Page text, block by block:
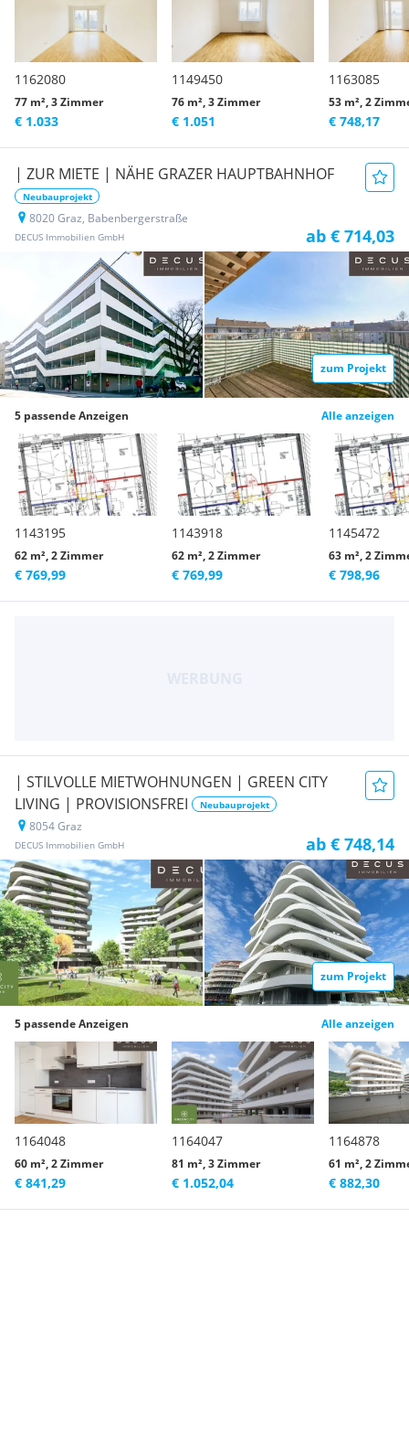
1162080
77 m², 3 Zimmer
€ 1.033
1149450
76 m², 3 Zimmer
€ 1.051
1163085
53 m², 2
€ 748,17
| ZUR MIETE | NÄHE GRAZER HAUPTBAHNHOF
Neubauprojekt
8020 Graz, Babenbergerstraße
DECUS Immobilien GmbH ab € 714,03
zum Projekt
5 passende Anzeigen Alle anzeigen
1143195
62 m², 2 Zimmer
€ 769,99
1143918
62 m², 2 Zimmer
€ 769,99
1145472
63 m², 2
€ 798,96
| STILVOLLE MIETWOHNUNGEN | GREEN CITY
LIVING | PROVISIONSFREI
Neubauprojekt
8054 Graz
DECUS Immobilien GmbH ab € 748,14
zum Projekt
5 passende Anzeigen Alle anzeigen
1164048
60 m², 2 Zimmer
€ 841,29
1164047
81 m², 3 Zimmer
€ 1.052,04
1164878
61 m², 2
€ 882,30